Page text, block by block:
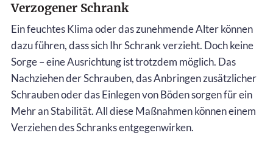
Verzogener Schrank
Ein feuchtes Klima oder das zunehmende Alter können
dazu führen, dass sich Ihr Schrank verzieht. Doch keine
Sorge – eine Ausrichtung ist trotzdem möglich. Das
Nachziehen der Schrauben, das Anbringen zusätzlicher
Schrauben oder das Einlegen von Böden sorgen für ein
Mehr an Stabilität. All diese Maßnahmen können einem
Verziehen des Schranks entgegenwirken.